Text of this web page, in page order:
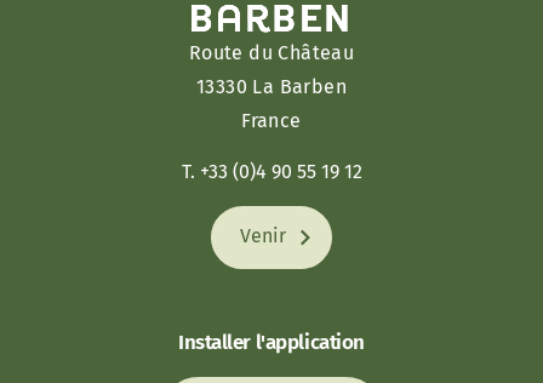
Route du Château
13330 La Barben
France
T. +33 (0)4 90 55 19 12
Venir
Installer l'application